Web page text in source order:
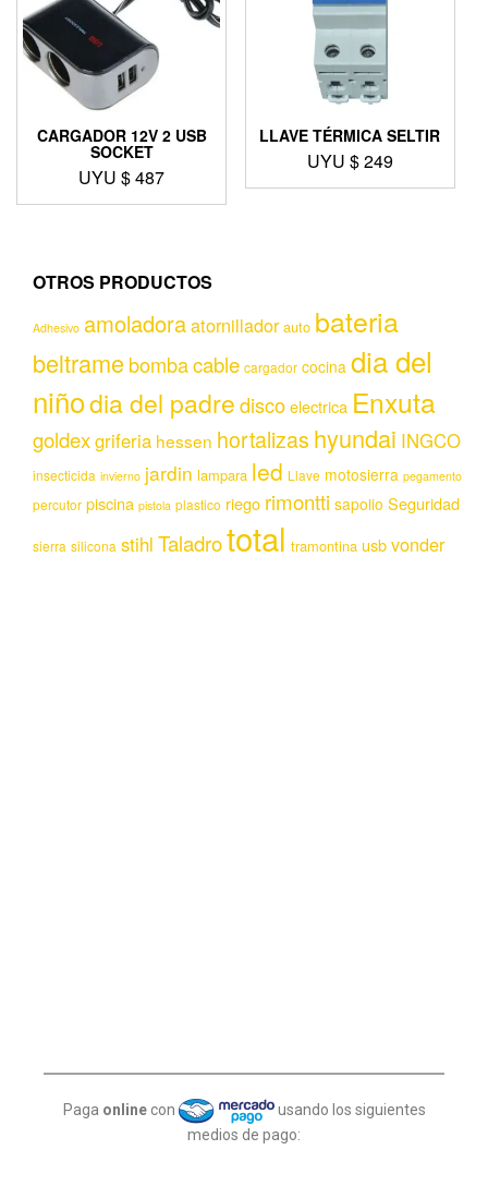
CARGADOR 12V 2 USB
SOCKET
UYU $487
LLAVE TÉRMICA SELTIR
UYU $249
OTROS PRODUCTOS
Adhesivo amoladoraatornillador auto bateria
beltramebombacable cargador cocina dia del
niñodia del padrediscoelectrica Enxuta
goldexgriferia hessen hortalizas hyundai INGCO
insecticida invierno jardin lampara led Llave motosierra pegamento
percutor piscina pistola plastico riego rimontti sapolio Seguridad
sierra silicona stihl Taladrototal tramontina usbvonder
Paga online con
usando los siguientes
medios de pago: